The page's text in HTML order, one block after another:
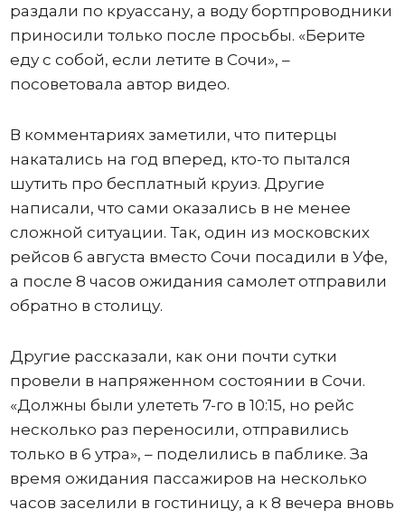
раздали по круассану, а воду бортпроводники
приносили только после просьбы. «Берите
еду с собой, если летите в Сочи», –
посоветовала автор видео.
В комментариях заметили, что питерцы
накатались на год вперед, кто-то пытался
шутить про бесплатный круиз. Другие
написали, что сами оказались в не менее
сложной ситуации. Так, один из московских
рейсов 6 августа вместо Сочи посадили в Уфе,
а после 8 часов ожидания самолет отправили
обратно в столицу.
Другие рассказали, как они почти сутки
провели в напряженном состоянии в Сочи.
«Должны были улететь 7-го в 10:15, но рейс
несколько раз переносили, отправились
только в 6 утра», – поделились в паблике. За
время ожидания пассажиров на несколько
часов заселили в гостиницу, а к 8 вечера вновь